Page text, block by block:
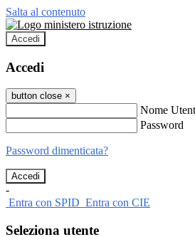
Salta al contenuto
Accedi
Accedi
button close ×
Nome
Password
Password dimenticata?
-
Entra con SPID Entra con CIE
Seleziona utente